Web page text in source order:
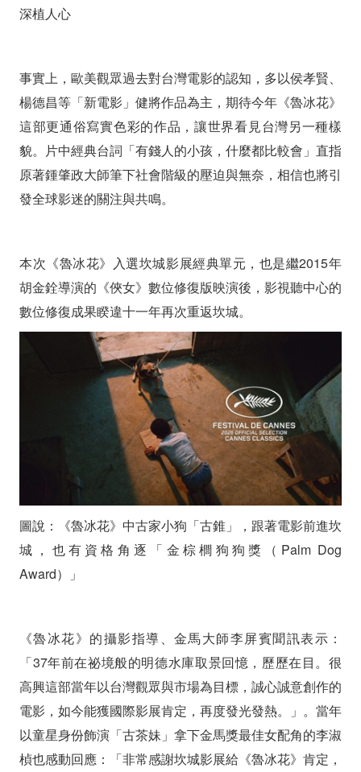
深植人心
事實上，歐美觀眾過去對台灣電影的認知，多以侯孝賢、
楊德昌等「新電影」健將作品為主，期待今年《魯冰花》
這部更通俗寫實色彩的作品，讓世界看見台灣另一種樣
貌。片中經典台詞「有錢人的小孩，什麼都比較會」直指
原著鍾肇政大師筆下社會階級的壓迫與無奈，相信也將引
發全球影迷的關注與共鳴。
本次《魯冰花》入選坎城影展經典單元，也是繼2015年
胡金銓導演的《俠女》數位修復版映演後，影視聽中心的
數位修復成果睽違十一年再次重返坎城。
圖說：《魯冰花》中古家小狗「古錐」，跟著電影前進坎
城，也有資格角逐「金棕櫚狗狗獎（Palm Dog
Award）」
《魯冰花》的攝影指導、金馬大師李屏賓聞訊表示：
「37年前在祕境般的明德水庫取景回憶，歷歷在目。很
高興這部當年以台灣觀眾與市場為目標，誠心誠意創作的
電影，如今能獲國際影展肯定，再度發光發熱。」。當年
以童星身份飾演「古茶妹」拿下金馬獎最佳女配角的李淑
楨也感動回應：「非常感謝坎城影展給《魯冰花》肯定，